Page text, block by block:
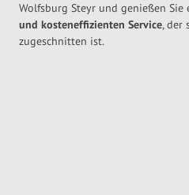
Wolfsburg Steyr und genießen Sie
und kosteneffizienten Service, der
zugeschnitten ist.